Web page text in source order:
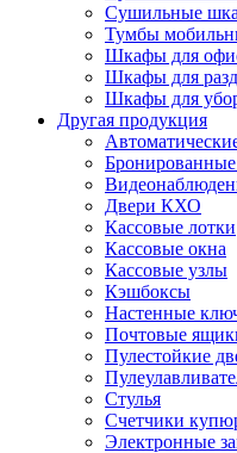
Сушильные
Тумбы
Шкафы для
Шкафы для
Шкафы для
Другая продукция
Двери КХО
Кассовые лотки
Кассовые окна
Кассовые узлы
Кэшбоксы
Настенные
Почтовые
Пулестойкие
Стулья
Счетчики
Электронные